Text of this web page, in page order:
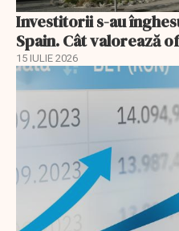
Investitorii s-au
Spain. Cât valorează
15 IULIE 2026